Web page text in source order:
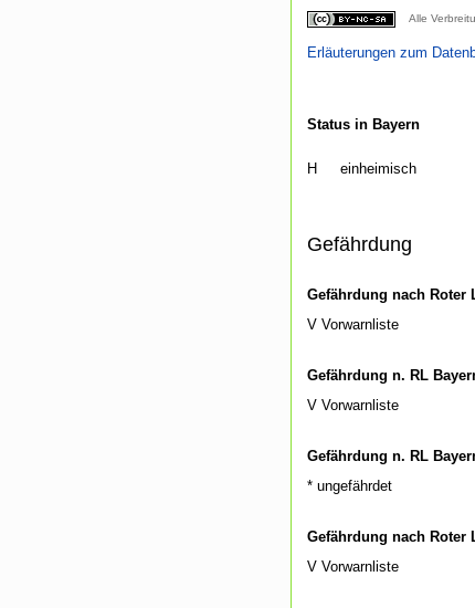
Alle
Erläuterungen zum
Status in Bayern
H einheimisch
Gefährdung
Gefährdung nach Roter
V Vorwarnliste
Gefährdung n. RL
V Vorwarnliste
Gefährdung n. RL
* ungefährdet
Gefährdung nach Roter
V Vorwarnliste